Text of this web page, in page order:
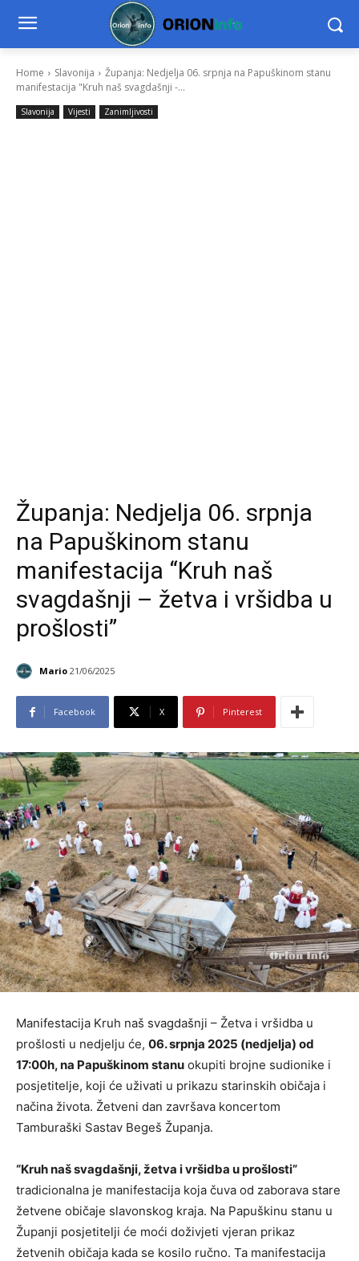
Home Slavonija
Županja: Nedjelja 06. srpnja na Papuškinom stanu
manifestacija "Kruh naš svagdašnji -...
Slavonija Vijesti Zanimljivosti
Županja: Nedjelja 06. srpnja
na Papuškinom stanu
manifestacija “Kruh naš
svagdašnji – žetva i vršidba u
prošlosti”
Mario 21/06/2025
Facebook X Pinterest
Manifestacija Kruh naš svagdašnji – Žetva i vršidba u
prošlosti u nedjelju će, 06. srpnja 2025 (nedjelja) od
17:00h, na Papuškinom stanu okupiti brojne sudionike i
posjetitelje, koji će uživati u prikazu starinskih običaja i
načina života. Žetveni dan završava koncertom
Tamburaški Sastav Begeš Županja.
“Kruh naš svagdašnji, žetva i vršidba u prošlosti”
tradicionalna je manifestacija koja čuva od zaborava stare
žetvene običaje slavonskog kraja. Na Papuškinu stanu u
Županji posjetitelji će moći doživjeti vjeran prikaz
žetvenih običaja kada se kosilo ručno. Ta manifestacija